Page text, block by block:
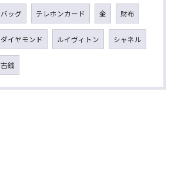
バッグ テレホンカード 金 財布
ダイヤモンド ルイヴィトン シャネル
古銭